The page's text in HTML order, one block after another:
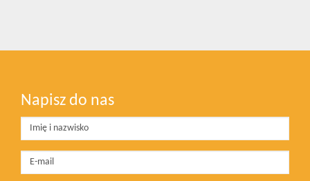
Napisz do nas